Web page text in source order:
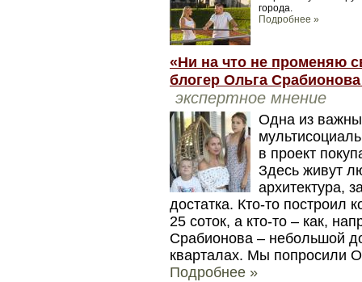
города.
Подробнее »
«Ни на что не променяю
блогер Ольга
экспертное мнение
Одна из
в проект
Здесь живут
архитектура,
достатка. Кто-то построил
25 соток, а кто-то – как,
Срабионова – небольшой
кварталах. Мы попросили
Подробнее »